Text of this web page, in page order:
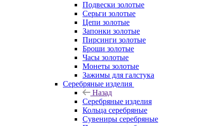
Подвески золотые
Серьги золотые
Цепи золотые
Запонки золотые
Пирсинги золотые
Броши золотые
Часы золотые
Монеты золотые
Зажимы для галстука
Серебряные изделия
Назад
Серебряные изделия
Кольца серебряные
Сувениры серебряные